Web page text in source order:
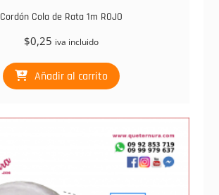
Cordón Cola de Rata 1m ROJO
$0,25 iva incluido
Añadir al carrito